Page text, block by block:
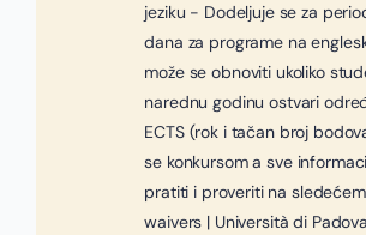
jeziku - Dodeljuje se za
dana za programe na
može se obnoviti ukoliko
narednu godinu ostvari
ECTS (rok i tačan broj
se konkursom a sve
pratiti i proveriti na
waivers | Università di